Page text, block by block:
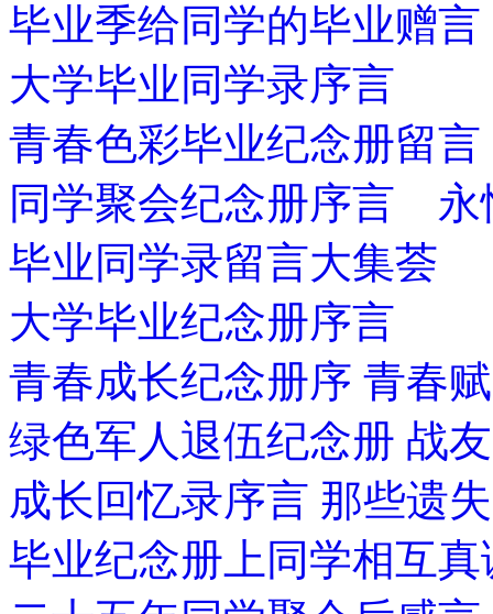
毕业季给同学的毕业赠言
大学毕业同学录序言
青春色彩毕业纪念册留言
同学聚会纪念册序言 永
毕业同学录留言大集荟
大学毕业纪念册序言
青春成长纪念册序 青春赋
绿色军人退伍纪念册 战
成长回忆录序言 那些遗
毕业纪念册上同学相互真